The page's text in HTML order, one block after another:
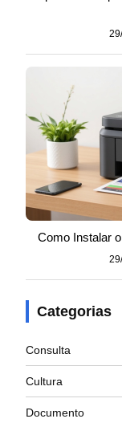
Como Instalar
Categorias
Consulta
Cultura
Documento